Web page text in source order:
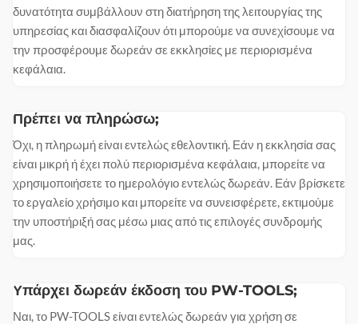
δυνατότητα συμβάλλουν στη διατήρηση της λειτουργίας της
υπηρεσίας και διασφαλίζουν ότι μπορούμε να συνεχίσουμε να
την προσφέρουμε δωρεάν σε εκκλησίες με περιορισμένα
κεφάλαια.
Πρέπει να πληρώσω;
Όχι, η πληρωμή είναι εντελώς εθελοντική. Εάν η εκκλησία σας
είναι μικρή ή έχει πολύ περιορισμένα κεφάλαια, μπορείτε να
χρησιμοποιήσετε το ημερολόγιο εντελώς δωρεάν. Εάν βρίσκετε
το εργαλείο χρήσιμο και μπορείτε να συνεισφέρετε, εκτιμούμε
την υποστήριξή σας μέσω μιας από τις επιλογές συνδρομής
μας.
Υπάρχει δωρεάν έκδοση του PW-TOOLS;
Ναι, το PW-TOOLS είναι εντελώς δωρεάν για χρήση σε